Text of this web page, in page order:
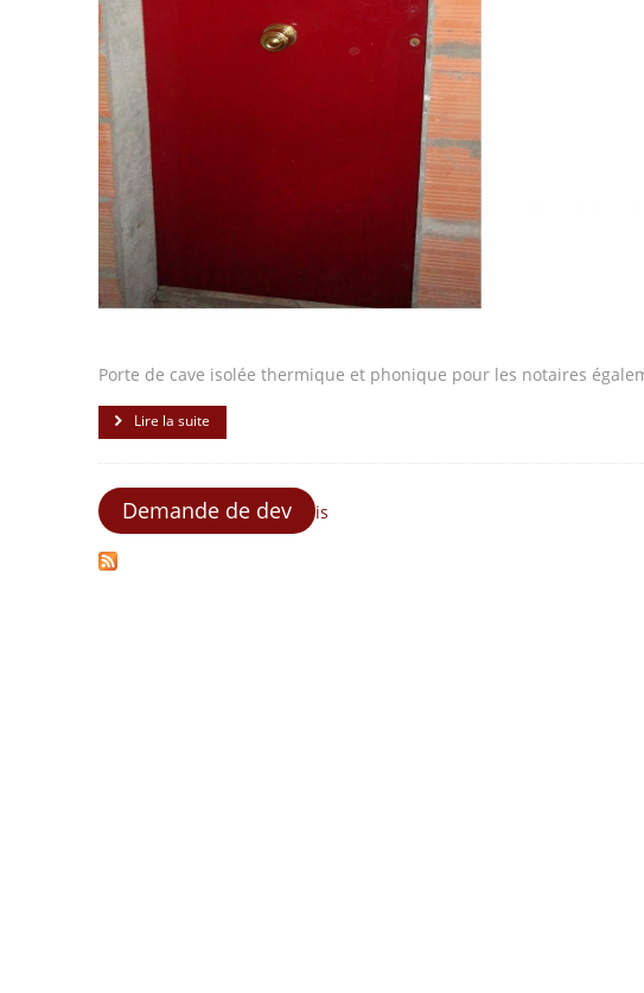
Porte de cave isolée thermique et phonique pour les notaires
Lire la suite
Demande de dev is